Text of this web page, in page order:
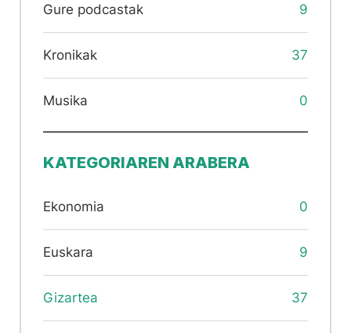
Gure podcastak 9
Kronikak 37
Musika 0
KATEGORIAREN ARABERA
Ekonomia 0
Euskara 9
Gizartea 37